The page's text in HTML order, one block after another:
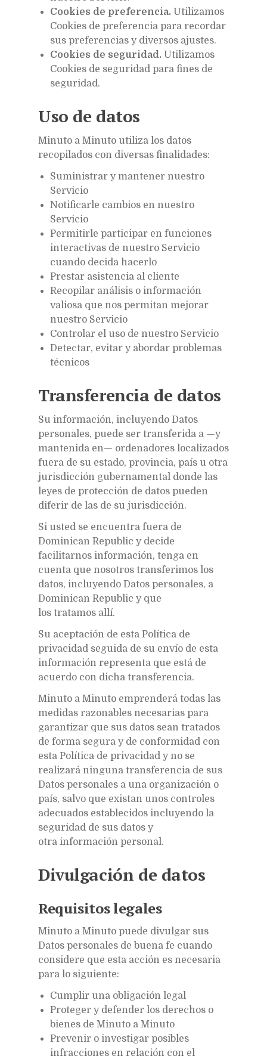
Cookies de preferencia. Utilizamos
Cookies de preferencia para recordar
sus preferencias y diversos ajustes.
Cookies de seguridad. Utilizamos
Cookies de seguridad para fines de
seguridad.
Uso de datos
Minuto a Minuto utiliza los datos
recopilados con diversas finalidades:
Suministrar y mantener nuestro
Servicio
Notificarle cambios en nuestro
Servicio
Permitirle participar en funciones
interactivas de nuestro Servicio
cuando decida hacerlo
Prestar asistencia al cliente
Recopilar análisis o información
valiosa que nos permitan mejorar
nuestro Servicio
Controlar el uso de nuestro Servicio
Detectar, evitar y abordar problemas
técnicos
Transferencia de datos
Su información, incluyendo Datos
personales, puede ser transferida a —y
mantenida en— ordenadores localizados
fuera de su estado, provincia, país u otra
jurisdicción gubernamental donde las
leyes de protección de datos pueden
diferir de las de su jurisdicción.
Si usted se encuentra fuera de
Dominican Republic y decide
facilitarnos información, tenga en
cuenta que nosotros transferimos los
datos, incluyendo Datos personales, a
Dominican Republic y que
los tratamos allí.
Su aceptación de esta Política de
privacidad seguida de su envío de esta
información representa que está de
acuerdo con dicha transferencia.
Minuto a Minuto emprenderá todas las
medidas razonables necesarias para
garantizar que sus datos sean tratados
de forma segura y de conformidad con
esta Política de privacidad y no se
realizará ninguna transferencia de sus
Datos personales a una organización o
país, salvo que existan unos controles
adecuados establecidos incluyendo la
seguridad de sus datos y
otra información personal.
Divulgación de datos
Requisitos legales
Minuto a Minuto puede divulgar sus
Datos personales de buena fe cuando
considere que esta acción es necesaria
para lo siguiente:
Cumplir una obligación legal
Proteger y defender los derechos o
bienes de Minuto a Minuto
Prevenir o investigar posibles
infracciones en relación con el